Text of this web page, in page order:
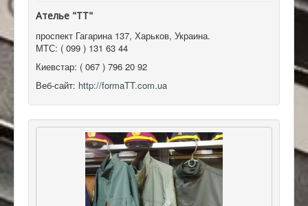
Ателье "ТТ"
проспект Гагарина 137, Харьков, Украина.
МТС: ( 099 ) 131 63 44
Киевстар: ( 067 ) 796 20 92
Веб-сайт: http://formaTT.com.ua